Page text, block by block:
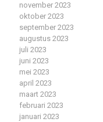
november 2023
oktober 2023
september 2023
augustus 2023
juli 2023
juni 2023
mei 2023
april 2023
maart 2023
februari 2023
januari 2023